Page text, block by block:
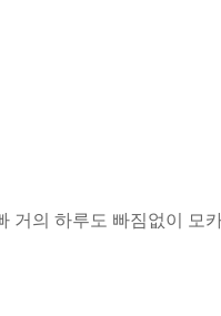
의 하루도 빠짐없이 모